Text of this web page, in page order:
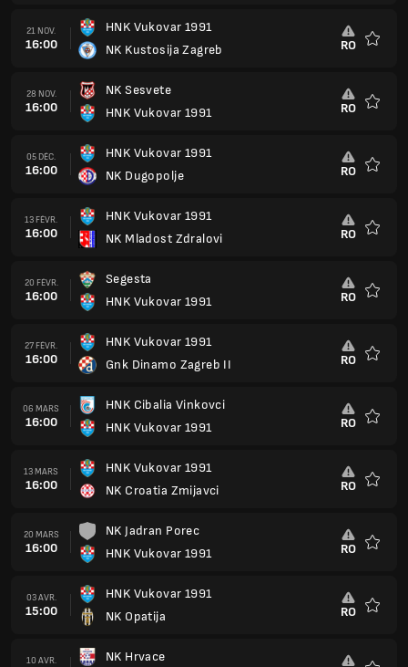
21 NOV.
16:00
HNK Vukovar 1991
NK Kustosija Zagreb
RO
28 NOV.
16:00
NK Sesvete
HNK Vukovar 1991
RO
05 DÉC.
16:00
HNK Vukovar 1991
NK Dugopolje
RO
13 FÉVR.
16:00
HNK Vukovar 1991
NK Mladost Zdralovi
RO
20 FÉVR.
16:00
Segesta
HNK Vukovar 1991
RO
27 FÉVR.
16:00
HNK Vukovar 1991
Gnk Dinamo Zagreb II
RO
06 MARS
16:00
HNK Cibalia Vinkovci
HNK Vukovar 1991
RO
13 MARS
16:00
HNK Vukovar 1991
NK Croatia Zmijavci
RO
20 MARS
16:00
NK Jadran Porec
HNK Vukovar 1991
RO
03 AVR.
15:00
HNK Vukovar 1991
NK Opatija
RO
10 AVR. NK Hrvace